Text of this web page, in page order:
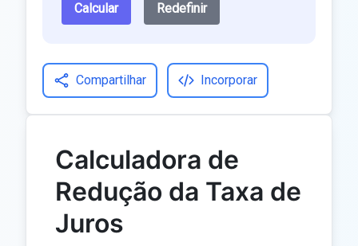
Calcular Redefinir
Compartilhar Incorporar
Calculadora de
Redução da Taxa de
Juros